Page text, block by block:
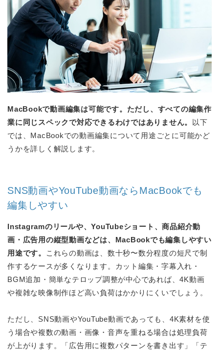
MacBookで動画編集は可能です。ただし、すべての編集作
業に同じスペックで対応できるわけではありません。
以下
では、MacBookでの動画編集について用途ごとに可能かど
うかを詳しく解説します。
SNS動画やYouTube動画ならMacBookでも
編集しやすい
Instagramのリールや、YouTubeショート、商品紹介動
画・広告用の縦型動画などは、MacBookでも編集しやすい
用途です。
これらの動画は、数十秒〜数分程度の短尺で制
作するケースが多くなります。カット編集・字幕入れ・
BGM追加・簡単なテロップ調整が中心であれば、4K動画
や複雑な映像制作ほど高い負荷はかかりにくいでしょう。
ただし、SNS動画やYouTube動画であっても、4K素材を使
う場合や複数の動画・画像・音声を重ねる場合は処理負荷
が上がります。「広告用に複数パターンを書き出す」「テ